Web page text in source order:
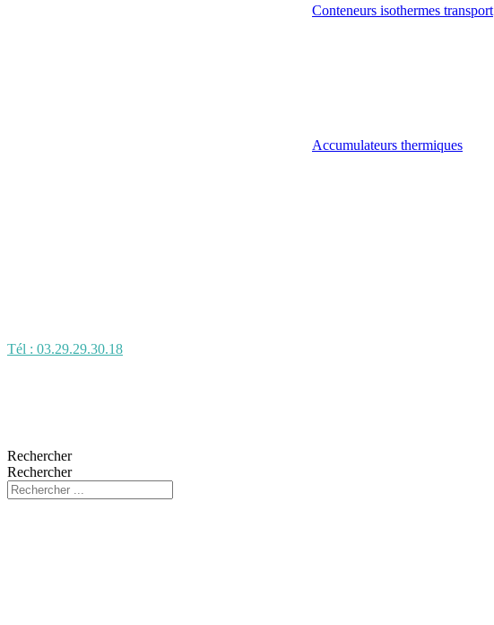
Conteneurs isothermes transport
Accumulateurs thermiques
Tél : 03.29.29.30.18
Rechercher
Rechercher